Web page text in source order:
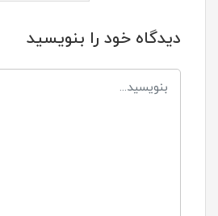
دیدگاه خود را بنویسید